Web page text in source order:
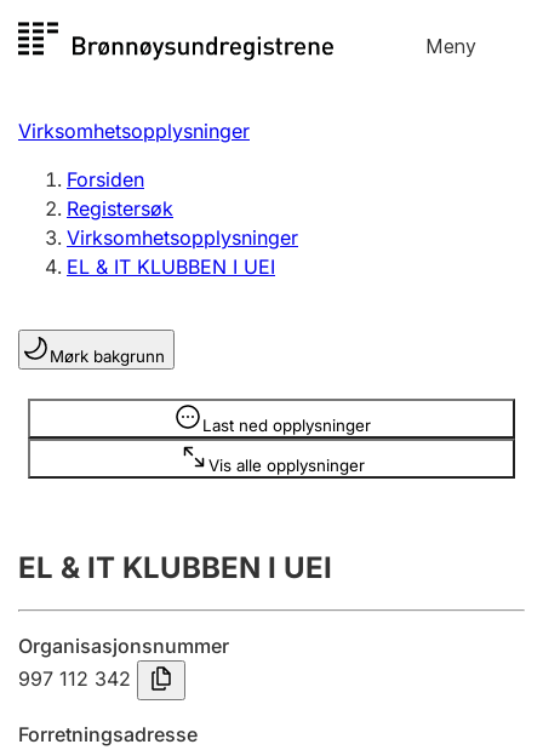
til
Meny
Registersøk
Aksjeselskap
Enkeltpersonforetak
Registrere, endre, slette
Lag og forening
Registrere, endre, slette
Årsregnskap
Innsending og forsinkelsesgebyr
Tinglysing
Virksomhetsopplysninger
Forsiden
Registersøk
Virksomhetsopplysninger
EL & IT KLUBBEN I UEI
Mørk bakgrunn
Last ned opplysninger
Vis alle opplysninger
Opplysninger er skjult
EL & IT KLUBBEN I UEI
Organisasjonsnummer
997 112 342
Forretningsadresse